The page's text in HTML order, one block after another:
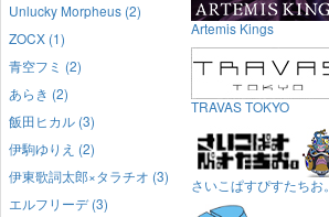
Unlucky Morpheus (2)
ZOCX (1)
青空フミ (2)
あらき (2)
飯田ヒカル (3)
伊駒ゆりえ (2)
伊東歌詞太郎×タラチオ (3)
エルフリーデ (3)
Artemis Kings
TRAVAS TOKYO
さいこぱすぴすたちお。